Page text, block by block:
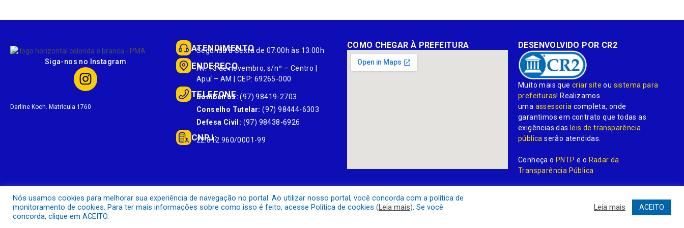
Siga-nos no Instagram
Darline Koch. Matrícula 1760
ATENDIMENTO
Segunda à Sexta de 07:00h às 13:00h
ENDEREÇO
Av. 13 de novembro, s/nº – Centro |
Apuí – AM | CEP: 69265-000
TELEFONE
Bombeiros: (97) 98419-2703
Conselho Tutelar: (97) 98444-6303
Defesa Civil: (97) 98438-6926
CNPJ:
22.812.960/0001-99
COMO CHEGAR À PREFEITURA DESENVOLVIDO POR CR2
Muito mais quecriar site ou sistema para
prefeituras! Realizamos
uma assessoria completa, onde
garantimos em contrato que todas as
exigências dasleis de transparência
pública serão atendidas.
Conheça oPNTP e o Radar da
Transparência Pública
Todos os direitos reservados a
Nós usamos cookies para melhorar sua experiência de navegação no portal. Ao utilizar nosso portal, você concorda com a política de
monitoramento de cookies. Para ter mais informações sobre como isso é feito, acesse Política de cookies (Leia mais). Se você
concorda, clique em ACEITO.
Leia mais ACEITO